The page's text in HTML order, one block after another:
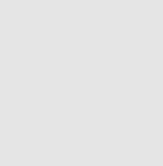
oder
Auswahl von